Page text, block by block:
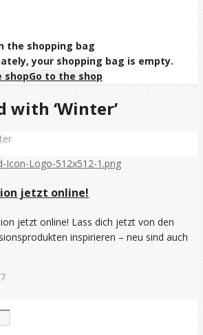
the shopping bag
your shopping bag is empty.
shopGo to the shop
with ‘Winter’
jetzt online!
jetzt online! Lass dich jetzt von den
inspirieren – neu sind auch